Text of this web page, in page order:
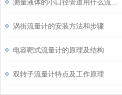
涡街流量计的安装方法和步骤
电容靶式流量计的原理及结构
双转子流量计特点及工作原理